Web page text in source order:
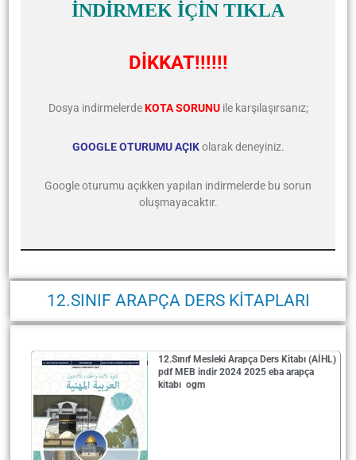
İNDİRMEK İÇİN TIKLA
DİKKAT!!!!!!
Dosya indirmelerdeKOTA SORUNUile karşılaşırsanız;
GOOGLE OTURUMU AÇIK olarak deneyiniz.
Google oturumu açıkken yapılan indirmelerde bu sorun
oluşmayacaktır.
12.SINIF ARAPÇA DERS KİTAPLARI
12.Sınıf Mesleki Arapça Ders Kitabı (AİHL)
pdf MEB indir 2024 2025 eba arapça
kitabı ogm